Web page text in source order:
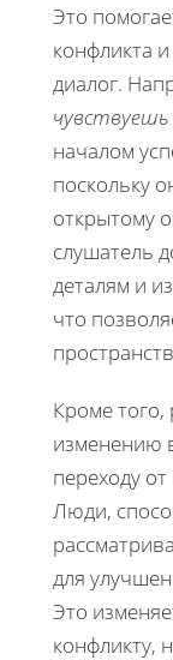
Это
конфликта
диалог.
чувствуешь
началом
поскольку
открытому
слушатель
деталям и
что
Кроме того,
изменению
переходу
Люди,
для
Это
конфликту,